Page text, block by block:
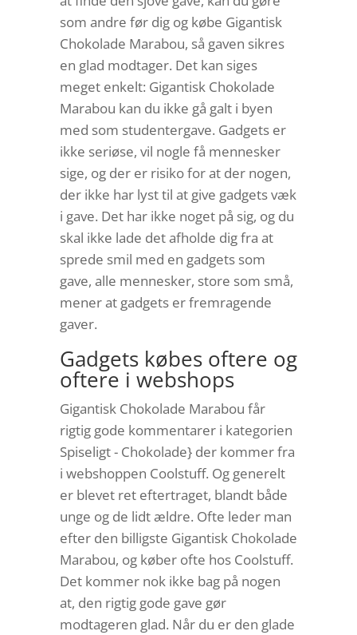
som andre før dig og købe Gigantisk
Chokolade Marabou, så gaven sikres
en glad modtager. Det kan siges
meget enkelt: Gigantisk Chokolade
Marabou kan du ikke gå galt i byen
med som studentergave. Gadgets er
ikke seriøse, vil nogle få mennesker
sige, og der er risiko for at der nogen,
der ikke har lyst til at give gadgets væk
i gave. Det har ikke noget på sig, og du
skal ikke lade det afholde dig fra at
sprede smil med en gadgets som
gave, alle mennesker, store som små,
mener at gadgets er fremragende
gaver.
Gadgets købes oftere og
oftere i webshops
Gigantisk Chokolade Marabou får
rigtig gode kommentarer i kategorien
Spiseligt - Chokolade} der kommer fra
i webshoppen Coolstuff. Og generelt
er blevet ret eftertraget, blandt både
unge og de lidt ældre. Ofte leder man
efter den billigste Gigantisk Chokolade
Marabou, og køber ofte hos Coolstuff.
Det kommer nok ikke bag på nogen
at, den rigtig gode gave gør
modtageren glad. Når du er den glade